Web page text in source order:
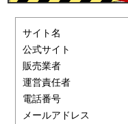
サイト名
公式サイト
販売業者
運営責任者
電話番号
メールアドレス